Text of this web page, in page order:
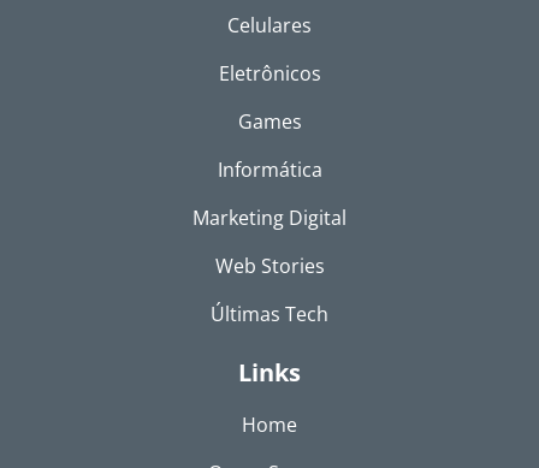
Celulares
Eletrônicos
Games
Informática
Marketing Digital
Web Stories
Últimas Tech
Links
Home